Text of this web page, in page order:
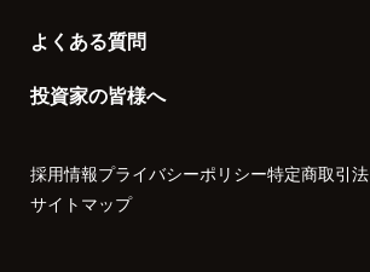
よくある質問
投資家の皆様へ
採用情報プライバシーポリシー特定商取引法
サイトマップ